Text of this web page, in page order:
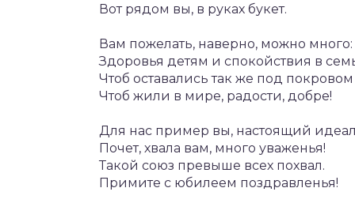
Вот рядом вы, в руках букет.
Вам пожелать, наверно, можно много:
Здоровья детям и спокойствия в
Чтоб оставались так же под покровом
Чтоб жили в мире, радости, добре!
Для нас пример вы, настоящий
Почет, хвала вам, много уваженья!
Такой союз превыше всех похвал.
Примите с юбилеем поздравленья!